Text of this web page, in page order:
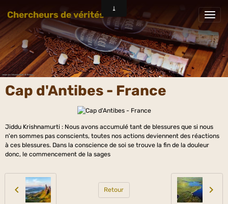
Chercheurs de vérités
Cap d'Antibes - France
Jiddu Krishnamurti : Nous avons accumulé tant de blessures que si nous
n'en sommes pas conscients, toutes nos actions deviennent des réactions
à ces blessures. Dans la conscience de soi se trouve la fin de la douleur
donc, le commencement de la sages
Retour